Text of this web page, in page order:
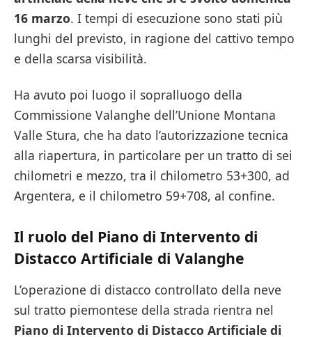
16 marzo. I tempi di esecuzione sono stati più
lunghi del previsto, in ragione del cattivo tempo
e della scarsa visibilità.
Ha avuto poi luogo il sopralluogo della
Commissione Valanghe dell’Unione Montana
Valle Stura, che ha dato l’autorizzazione tecnica
alla riapertura, in particolare per un tratto di sei
chilometri e mezzo, tra il chilometro 53+300, ad
Argentera, e il chilometro 59+708, al confine.
Il ruolo del Piano di Intervento di
Distacco Artificiale di Valanghe
L’operazione di distacco controllato della neve
sul tratto piemontese della strada rientra nel
Piano di Intervento di Distacco Artificiale di